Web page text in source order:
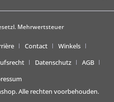
Mehrwertsteuer
Contact
Winkels
Datenschutz
AGB
Alle rechten voorbehouden.